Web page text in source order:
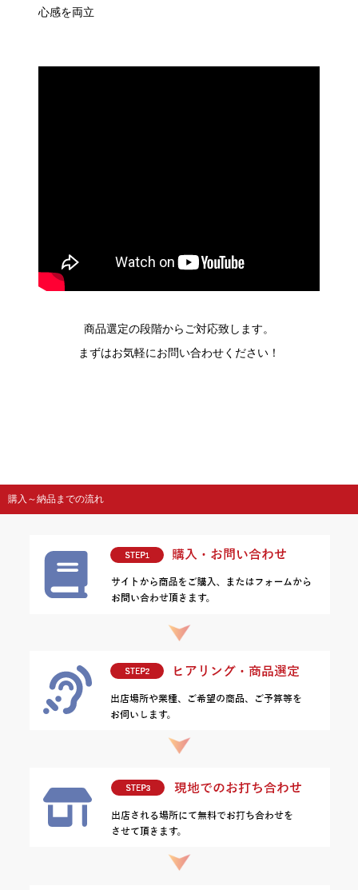
心感を両立
商品選定の段階からご対応致します。
まずはお気軽にお問い合わせください！
購入～納品までの流れ